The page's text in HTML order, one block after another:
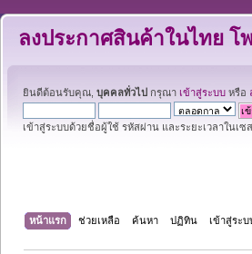
ลงประกาศสินค้าในไทย โ
ยินดีต้อนรับคุณ, บุคคลทั่วไป กรุณา เข้าสู่ระบบ หรือ
เข้าสู่ระบบด้วยชื่อผู้ใช้ รหัสผ่าน และระยะเวลาในเซ
หน้าแรก ช่วยเหลือ ค้นหา ปฏิทิน เข้าสู่ระบ